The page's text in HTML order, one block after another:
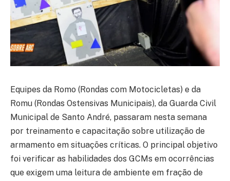
Equipes da Romo (Rondas com Motocicletas) e da
Romu (Rondas Ostensivas Municipais), da Guarda Civil
Municipal de Santo André, passaram nesta semana
por treinamento e capacitação sobre utilização de
armamento em situações críticas. O principal objetivo
foi verificar as habilidades dos GCMs em ocorrências
que exigem uma leitura de ambiente em fração de